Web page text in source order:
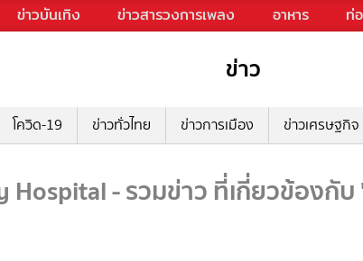
ข่าวบันเทิง ข่าวสารวงการเพลง อาหาร ท่
ข่าว
โควิด-19 ข่าวทั่วไทย ข่าวการเมือง ข่าวเศรษฐกิจ
Hospital - รวมข่าว ที่เกี่ยวข้องกั